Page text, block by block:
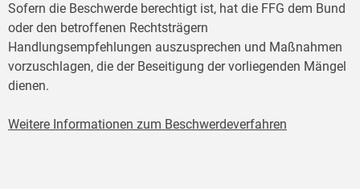
Sofern die Beschwerde berechtigt ist, hat die FFG dem Bund
oder den betroffenen Rechtsträgern
Handlungsempfehlungen auszusprechen und Maßnahmen
vorzuschlagen, die der Beseitigung der vorliegenden Mängel
dienen.
Weitere Informationen zum Beschwerdeverfahren